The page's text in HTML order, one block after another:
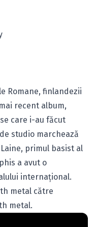
Romane, finlandezii
recent album,
care i-au făcut
studio marchează
primul basist al
a avut o
internaţional.
metal către
metal.